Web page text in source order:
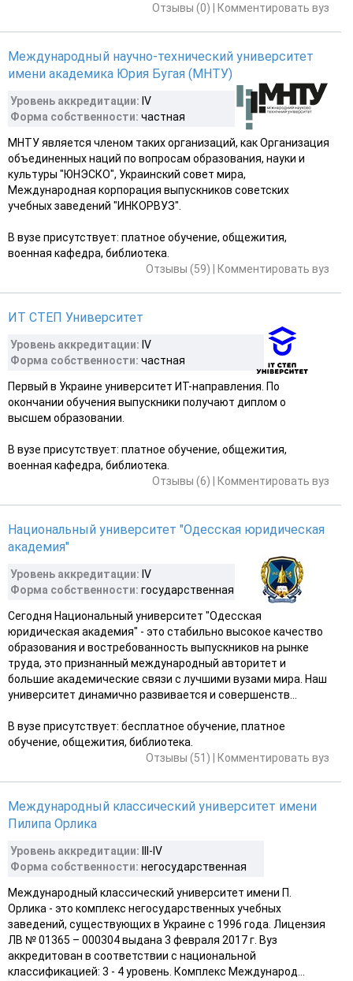
Отзывы (0)
Комментировать вуз
Международный научно-технический университет
имени академика Юрия Бугая (МНТУ)
Уровень аккредитации: IV
Форма собственности: частная
МНТУ является членом таких организаций, как Организация
объединенных наций по вопросам образования, науки и
культуры "ЮНЭСКО", Украинский совет мира,
Международная корпорация выпускников советских
учебных заведений "ИНКОРВУЗ".
В вузе присутствует: платное обучение, общежития,
военная кафедра, библиотека.
Отзывы (59)
Комментировать вуз
ИТ СТЕП Университет
Уровень аккредитации: IV
Форма собственности: частная
Первый в Украине университет ИТ-направления. По
окончании обучения выпускники получают диплом о
высшем образовании.
В вузе присутствует: платное обучение, общежития,
военная кафедра, библиотека.
Отзывы (6)
Комментировать вуз
Национальный университет "Одесская юридическая
академия"
Уровень аккредитации: IV
Форма собственности: государственная
Сегодня Национальный университет "Одесская
юридическая академия" - это стабильно высокое качество
образования и востребованность выпускников на рынке
труда, это признанный международный авторитет и
большие академические связи с лучшими вузами мира. Наш
университет динамично развивается и совершенств...
В вузе присутствует: бесплатное обучение, платное
обучение, общежития, библиотека.
Отзывы (51)
Комментировать вуз
Международный классический университет имени
Пилипа Орлика
Уровень аккредитации: ІІІ-ІV
Форма собственности: негосударственная
Международный классический университет имени П.
Орлика - это комплекс негосударственных учебных
заведений, существующих в Украине с 1996 года. Лицензия
ЛВ № 01365 – 000304 выдана 3 февраля 2017 г. Вуз
аккредитован в соответствии с национальной
классификацией: 3 - 4 уровень. Комплекс Международ...